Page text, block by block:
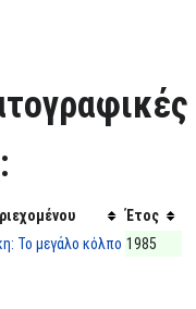
Έτος
Το μεγάλο κόλπο 1985